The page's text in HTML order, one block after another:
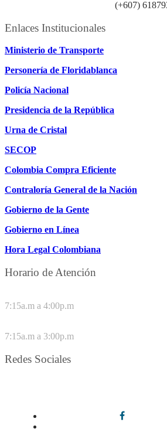
(+607)
Enlaces Institucionales
Ministerio de Transporte
Personería de Floridablanca
Policía Nacional
Presidencia de la República
Urna de Cristal
SECOP
Colombia Compra Eficiente
Contraloría General de la Nación
Gobierno de la Gente
Gobierno en Línea
Hora Legal Colombiana
Horario de Atención
7:15a.m a 4:00p.m
7:15a.m a 3:00p.m
Redes Sociales